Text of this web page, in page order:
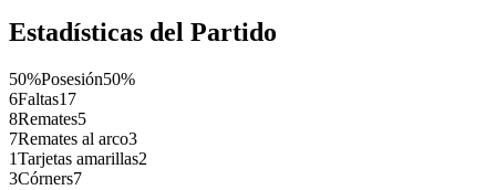
Estadísticas del Partido
50%Posesión50%
6Faltas17
8Remates5
7Remates al arco3
1Tarjetas amarillas2
3Córners7